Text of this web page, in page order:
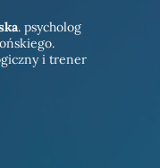
. psycholog
i trener